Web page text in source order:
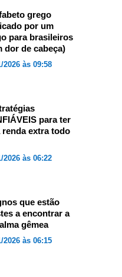
grego
por um
para brasileiros
dor de cabeça)
2026 às 09:58
para ter
renda extra todo
2026 às 06:22
que estão
a encontrar a
gêmea
2026 às 06:15